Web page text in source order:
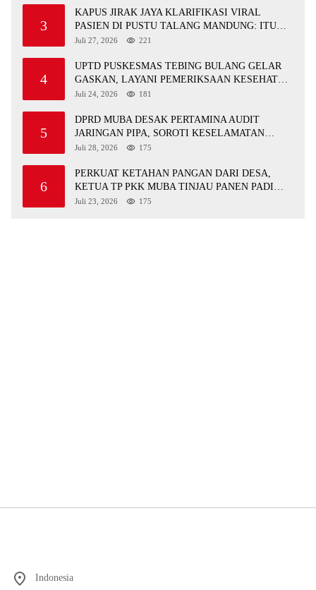
3
KAPUS JIRAK JAYA KLARIFIKASI VIRAL
PASIEN DI PUSTU TALANG MANDUNG: ITU
MISKOMUNIKASI
Juli 27, 2026 221
4
UPTD PUSKESMAS TEBING BULANG GELAR
GASKAN, LAYANI PEMERIKSAAN KESEHATAN
GRATIS UNTUK ASN DI SUNGAI KERUH
Juli 24, 2026 181
5
DPRD MUBA DESAK PERTAMINA AUDIT
JARINGAN PIPA, SOROTI KESELAMATAN
WARGA JIRAK
Juli 28, 2026 175
6
PERKUAT KETAHAN PANGAN DARI DESA,
KETUA TP PKK MUBA TINJAU PANEN PADI
ORGANIK DAN IKAN NILA
Juli 23, 2026 175
Indonesia